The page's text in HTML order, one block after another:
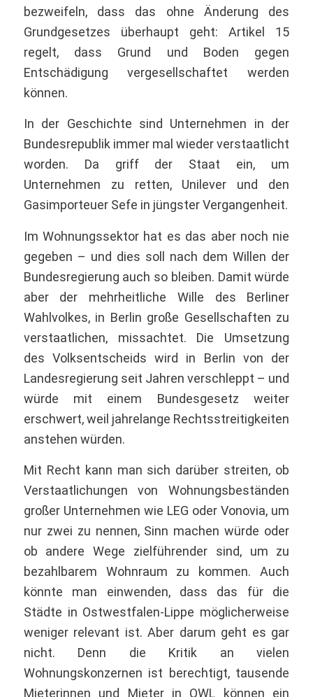
bezweifeln, dass das ohne Änderung des
Grundgesetzes überhaupt geht: Artikel 15
regelt, dass Grund und Boden gegen
Entschädigung vergesellschaftet werden
können.
In der Geschichte sind Unternehmen in der
Bundesrepublik immer mal wieder verstaatlicht
worden. Da griff der Staat ein, um
Unternehmen zu retten, Unilever und den
Gasimporteuer Sefe in jüngster Vergangenheit.
Im Wohnungssektor hat es das aber noch nie
gegeben – und dies soll nach dem Willen der
Bundesregierung auch so bleiben. Damit würde
aber der mehrheitliche Wille des Berliner
Wahlvolkes, in Berlin große Gesellschaften zu
verstaatlichen, missachtet. Die Umsetzung
des Volksentscheids wird in Berlin von der
Landesregierung seit Jahren verschleppt – und
würde mit einem Bundesgesetz weiter
erschwert, weil jahrelange Rechtsstreitigkeiten
anstehen würden.
Mit Recht kann man sich darüber streiten, ob
Verstaatlichungen von Wohnungsbeständen
großer Unternehmen wie LEG oder Vonovia, um
nur zwei zu nennen, Sinn machen würde oder
ob andere Wege zielführender sind, um zu
bezahlbarem Wohnraum zu kommen. Auch
könnte man einwenden, dass das für die
Städte in Ostwestfalen-Lippe möglicherweise
weniger relevant ist. Aber darum geht es gar
nicht. Denn die Kritik an vielen
Wohnungskonzernen ist berechtigt, tausende
Mieterinnen und Mieter in OWL können ein